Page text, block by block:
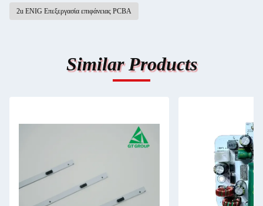
2u ENIG Επεξεργασία επιφάνειας PCBA
Similar Products